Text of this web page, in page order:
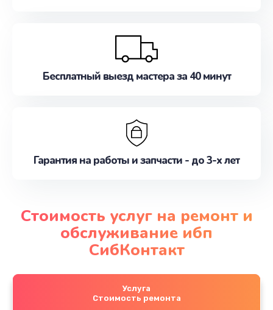
Бесплатный выезд мастера за 40 минут
Гарантия на работы и запчасти - до 3-х лет
Стоимость услуг на ремонт и
обслуживание ибп
СибКонтакт
Услуга
Стоимость ремонта